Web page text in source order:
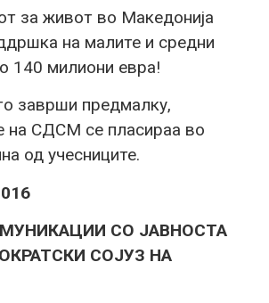
за живот во Македонија
на малите и средни
140 милиони евра!
заврши предмалку,
на СДСМ се пласираа во
од учесниците.
СО ЈАВНОСТА
СОЈУЗ НА